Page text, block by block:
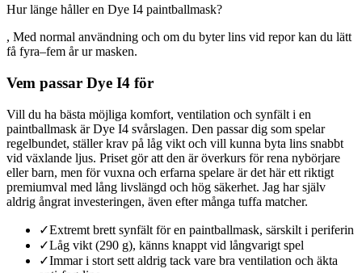
Hur länge håller en Dye I4 paintballmask?
, Med normal användning och om du byter lins vid repor kan du lätt
få fyra–fem år ur masken.
Vem passar Dye I4 för
Vill du ha bästa möjliga komfort, ventilation och synfält i en
paintballmask är Dye I4 svårslagen. Den passar dig som spelar
regelbundet, ställer krav på låg vikt och vill kunna byta lins snabbt
vid växlande ljus. Priset gör att den är överkurs för rena nybörjare
eller barn, men för vuxna och erfarna spelare är det här ett riktigt
premiumval med lång livslängd och hög säkerhet. Jag har själv
aldrig ångrat investeringen, även efter många tuffa matcher.
✓Extremt brett synfält för en paintballmask, särskilt i periferin
✓Låg vikt (290 g), känns knappt vid långvarigt spel
✓Immar i stort sett aldrig tack vare bra ventilation och äkta